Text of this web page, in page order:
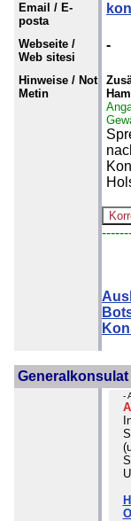
Email / E-
posta
Webseite /
Web sitesi
-
Hinweise / Not
Metin
-